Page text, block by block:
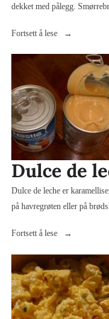
dekket med pålegg.
Fortsett å lese
«Dansk
leverpostei»
Dulce de
Dulce de leche er
på havregrøten eller på
Fortsett å lese
«Dulce
leche»